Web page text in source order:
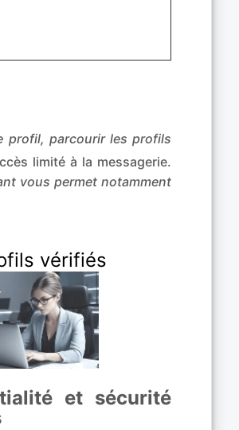
profil, parcourir les profils
limité à la messagerie.
vous permet notamment
vérifiés
et sécurité